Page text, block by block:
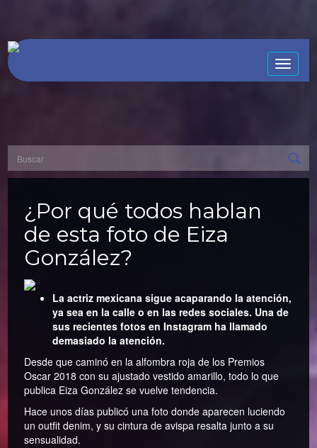
Toggle
¿Por qué todos hablan
de esta foto de Eiza
González?
La actriz mexicana sigue acaparando la atención,
ya sea en la calle o en las redes sociales. Una de
sus recientes fotos en Instagram ha llamado
demasiado la atención.
Desde que caminó en la alfombra roja de los Premios
Oscar 2018 con su ajustado vestido amarillo, todo lo que
publica Eiza González se vuelve tendencia.
Hace unos días publicó una foto donde aparecen luciendo
un outfit denim, y su cintura de avispa resalta junto a su
sensualidad.